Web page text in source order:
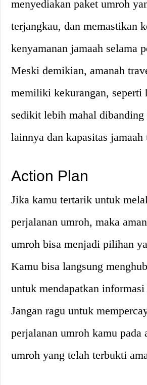
menyediakan paket umroh
terjangkau, dan memastikan
kenyamanan jamaah selama
Meski demikian, amanah
memiliki kekurangan, seperti
sedikit lebih mahal
lainnya dan kapasitas jamaah
Action Plan
Jika kamu tertarik untuk
perjalanan umroh, maka
umroh bisa menjadi pilihan
Kamu bisa langsung
untuk mendapatkan
Jangan ragu untuk
perjalanan umroh kamu pada
umroh yang telah terbukti